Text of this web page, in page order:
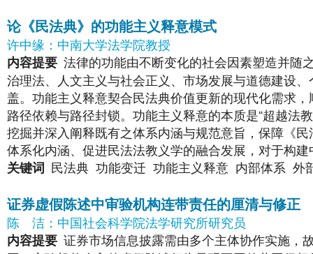
论《民法典》的功能主义释意模式
许中缘：中南大学法学院教授
内容提要 法律的功能由不断变化的社会因素塑造并随
治理法、人文主义与社会正义、市场发展与道德建设
盖。功能主义释意契合民法典价值更新的现代化需求
路径依赖与路径封锁。功能主义释意的本质是“超越法
挖掘并深入阐释既有之体系内涵与规范意旨，保障《
体系化内涵、促进民法法教义学的融合发展，对于构
关键词 民法典 功能变迁 功能主义释意 内部体系 外
证券虚假陈述中审验机构连带责任的厘清与修正
陈
洁：中国社会科学院法学研究所研究员
内容提要 证券市场信息披露需由多个主体协作实施，